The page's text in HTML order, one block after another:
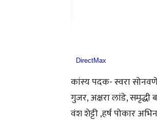
कांस्य पदक- स्वरा
गुजर, अक्षरा लांडे, समृद्धी
वंश शेट्टी ,हर्ष पोकार